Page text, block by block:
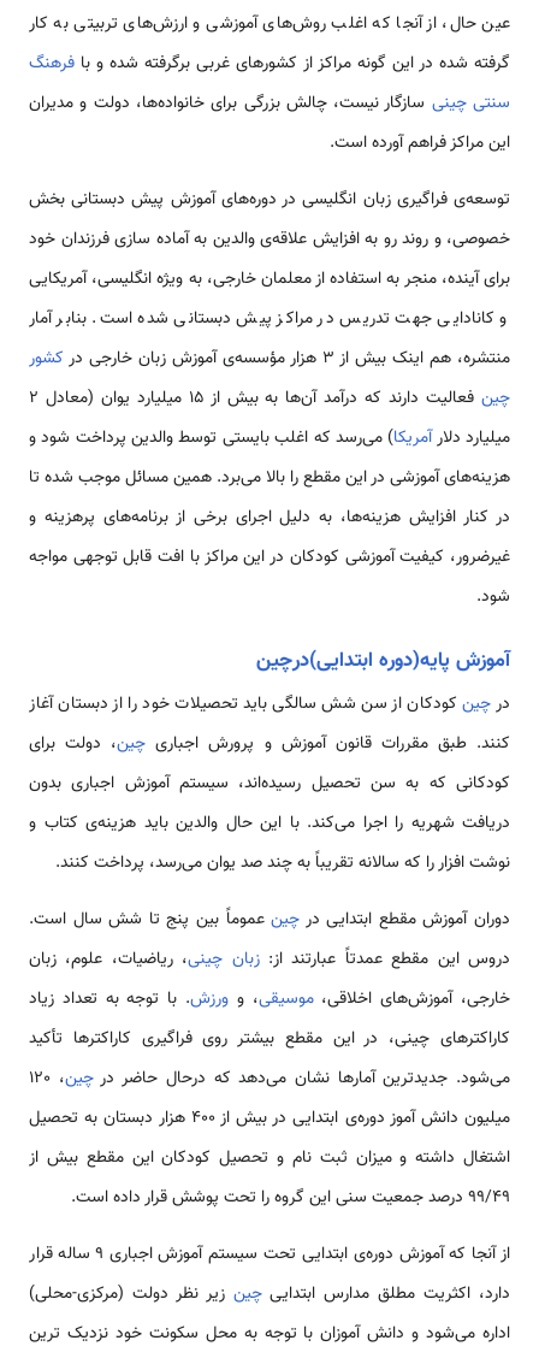
عین حال، از آن­جا که اغلب روش‌های آموزشی و ارزش‌های تربیتی به کار
گرفته شده در این گونه مراکز از کشورهای غربی برگرفته شده و با فرهنگ
سنتی چینی سازگار نیست، چالش بزرگی برای خانواده‌ها، دولت و مدیران
این مراکز فراهم آورده است.
توسعه‌ی فراگیری زبان انگلیسی در دوره‌های آموزش پیش دبستانی بخش
خصوصی، و روند رو به افزایش علاقه‌ی والدین به آماده سازی فرزندان خود
برای آینده، منجر به استفاده از معلمان خارجی، به ویژه انگلیسی، آمریکایی
و کانادایی جهت تدریس در مراکز پیش دبستانی شده است. بنابر آمار
منتشره، هم اینک بیش از 3 هزار مؤسسه‌ی آموزش زبان خارجی در
کشور
چین
فعالیت دارند که درآمد آن‌ها به بیش از 15 میلیارد یوان (معادل 2
میلیارد دلارآمریکا) می‌رسد که اغلب بایستی توسط والدین پرداخت شود و
هزینه‌های آموزشی در این مقطع را بالا می‌برد. همین مسائل موجب شده تا
در کنار افزایش هزینه‌ها، به دلیل اجرای برخی از برنامه‌های پرهزینه و
غیرضرور، کیفیت آموزشی کودکان در این مراکز با افت قابل توجهی مواجه
شود.
آموزش پایه(دوره ابتدایی)درچین
درچینکودکان از سن شش سالگی باید تحصیلات خود را از دبستان آغاز
کنند. طبق مقررات قانون آموزش و پرورش اجباری چین، دولت برای
کودکانی که به سن تحصیل رسیده‌اند، سیستم آموزش اجباری بدون
دریافت شهریه را اجرا می‌کند. با این حال والدین باید هزینه‌ی کتاب و
نوشت افزار را که سالانه تقریباً به چند صد یوان می‌رسد، پرداخت کنند.
دوران آموزش مقطع ابتدایی در چینعموماً بین پنج تا شش سال است.
دروس این مقطع عمدتاً عبارتند از:زبان چینی، ریاضیات، علوم، زبان
خارجی، آموزش‌های اخلاقی،موسیقی، و ورزش. با توجه به تعداد زیاد
کاراکترهای چینی، در این مقطع بیشتر روی فراگیری کاراکترها تأکید
می‌شود. جدیدترین آمارها نشان می‌دهد که درحال حاضر درچین ، 120
میلیون دانش آموز دوره‌ی ابتدایی در بیش از 400 هزار دبستان به تحصیل
اشتغال داشته و میزان ثبت نام و تحصیل کودکان این مقطع بیش از
۹۹/۴۹ درصد جمعیت سنی این گروه را تحت پوشش قرار داده است.
از آن­جا که آموزش دوره‌ی ابتدایی تحت سیستم آموزش اجباری 9 ساله قرار
دارد، اکثریت مطلق مدارس ابتداییچین زیر نظر دولت (مرکزی-محلی)
اداره می‌شود و دانش آموزان با توجه به محل سکونت خود نزدیک ترین